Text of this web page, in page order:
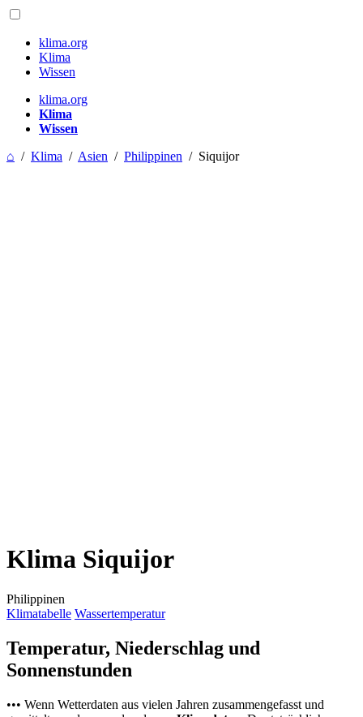
klima.org
Klima
Wissen
klima.org
Klima
Wissen
⌂ / Klima / Asien / Philippinen / Siquijor
Klima Siquijor
Philippinen
Klimatabelle Wassertemperatur
Temperatur, Niederschlag und
Sonnenstunden
••• Wenn Wetterdaten aus vielen Jahren zusammengefasst und